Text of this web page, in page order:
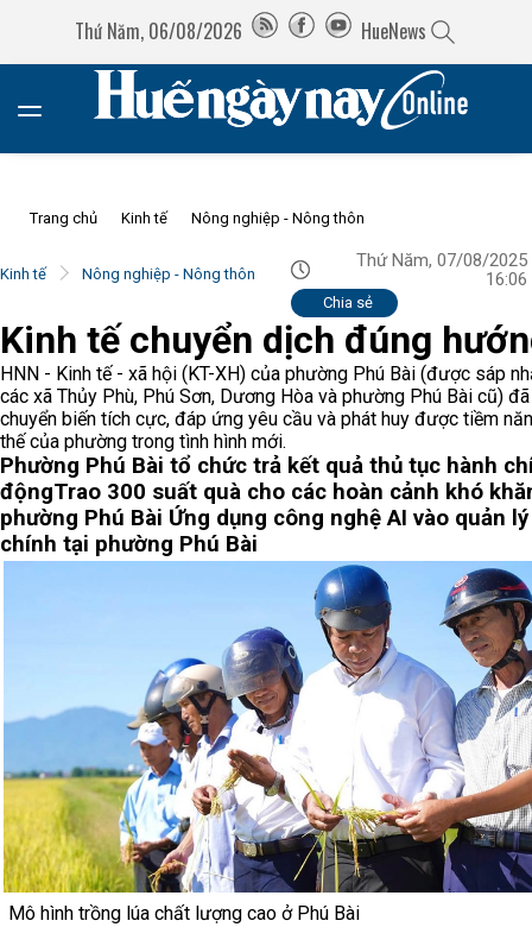
Thứ Năm, 06/08/2026 HueNews
Trang chủ Kinh tế Nông nghiệp - Nông thôn
Kinh tế Nông nghiệp - Nông thôn
Thứ Năm, 07/08/2025
16:06
Chia sẻ
Kinh tế chuyển dịch đúng
HNN - Kinh tế - xã hội (KT-XH) của phường Phú Bài (được sáp
các xã Thủy Phù, Phú Sơn, Dương Hòa và phường Phú Bài cũ)
chuyển biến tích cực, đáp ứng yêu cầu và phát huy được tiềm
thế của phường trong tình hình mới.
Phường Phú Bài tổ chức trả kết quả thủ tục hành
độngTrao 300 suất quà cho các hoàn cảnh khó
phường Phú Bài Ứng dụng công nghệ AI vào quản
chính tại phường Phú Bài
Mô hình trồng lúa chất lượng cao ở Phú Bài